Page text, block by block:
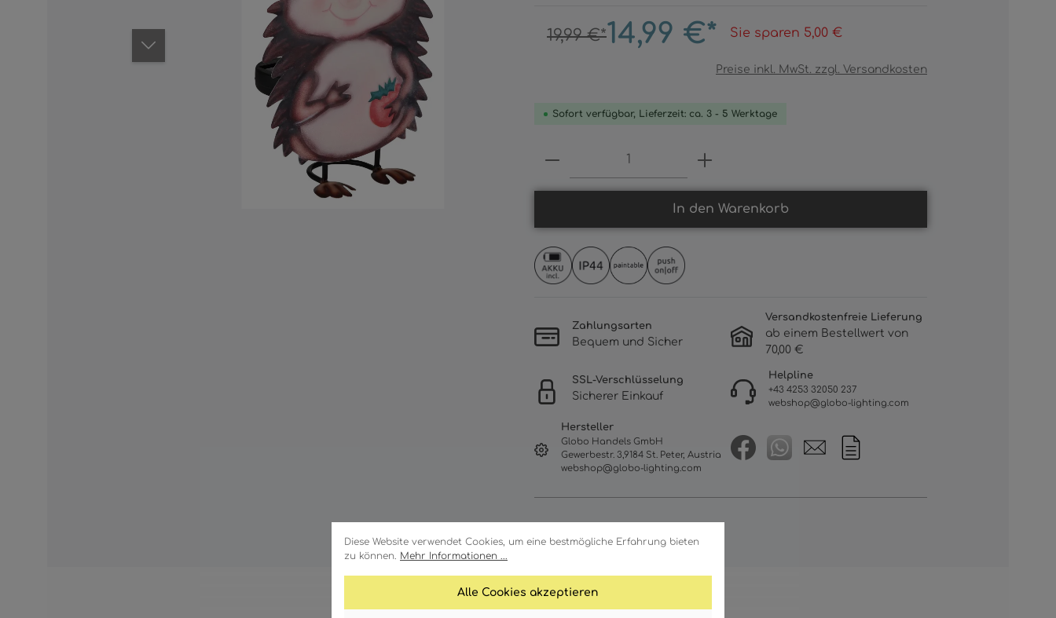
Diese Website verwendet Cookies, um eine bestmögliche Erfahrung bieten
zu können. Mehr Informationen ...
Alle Cookies akzeptieren
19,99 €*14,99 €* Sie sparen 5,00 €
Preise inkl. MwSt. zzgl. Versandkosten
Sofort verfügbar, Lieferzeit: ca. 3 - 5 Werktage
Produkt Anzahl: Gib den gewünschten Wert ein
In den Warenkorb
Zahlungsarten
Bequem und Sicher
Versandkostenfreie Lieferung
ab einem Bestellwert von
70,00 €
SSL-Verschlüsselung
Sicherer Einkauf
Helpline
+43 4253 32050 237
webshop@globo-lighting.com
Hersteller
Globo Handels GmbH
Gewerbestr. 3,9184 St. Peter, Austria
webshop@globo-lighting.com